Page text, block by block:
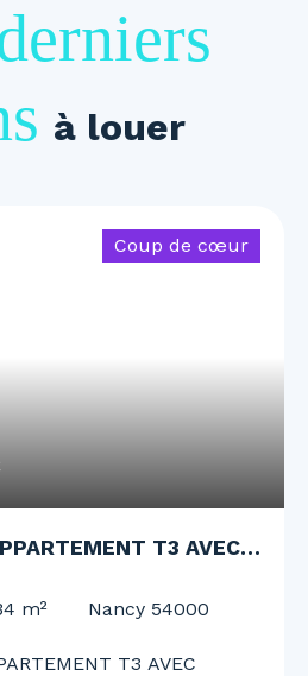
à louer
Coup de cœur
T3 AVEC
m² Nancy 54000
T3 AVEC